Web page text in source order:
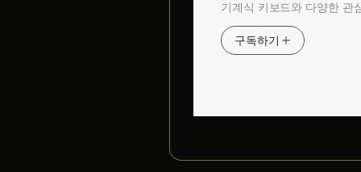
기계식 키보드와 다양한 관
구독하기